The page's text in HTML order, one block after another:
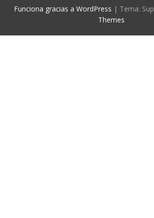
Funciona gracias a WordPress | Tema:
Themes